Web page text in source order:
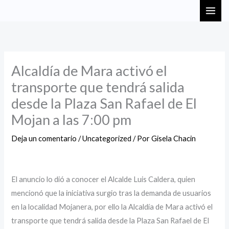
Alcaldía de Mara activó el
transporte que tendrá salida
desde la Plaza San Rafael de El
Mojan a las 7:00 pm
Deja un comentario /Uncategorized / PorGisela Chacin
El anuncio lo dió a conocer el Alcalde Luis Caldera, quien
mencionó que la iniciativa surgio tras la demanda de usuarios
en la localidad Mojanera, por ello la Alcaldía de Mara activó el
transporte que tendrá salida desde la Plaza San Rafael de El